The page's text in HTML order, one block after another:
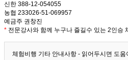
신한 388-12-054055
농협 233026-51-069957
예금주 권창진
* 전문강사와 함께 누구나 즐길수 있는 2인승
체험비행 기타 안내사항 - 읽어두시면 도움